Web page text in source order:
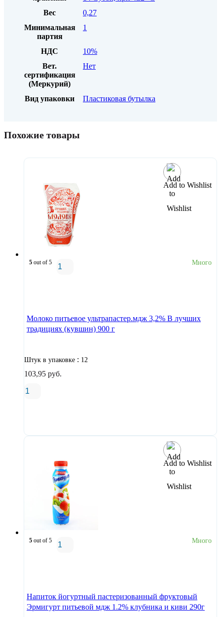
Вес
0,27
Минимальная
партия
1
НДС
10%
Вет.
сертификация
(Меркурий)
Нет
Вид упаковки Пластиковая бутылка
Похожие товары
Add to Wishlist
5 out of 5 Много
Молоко питьевое ультрапастер.мдж 3,2% В лучших
традициях (кувшин) 900 г
Штук в упаковке : 12
103,95 руб.
Add to Wishlist
5 out of 5 Много
Напиток йогуртный пастеризованный фруктовый
Эрмигурт питьевой мдж 1.2% клубника и киви 290г